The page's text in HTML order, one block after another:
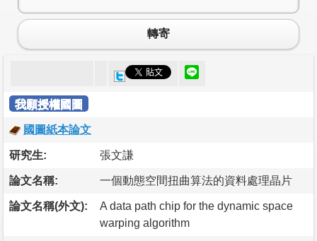
轉寄
我願授權國圖
國圖紙本論文
研究生: 張文謙
論文名稱: 一個動態空間扭曲算法的資料處理晶片
論文名稱(外文):
A data path chip for the dynamic space
warping algorithm